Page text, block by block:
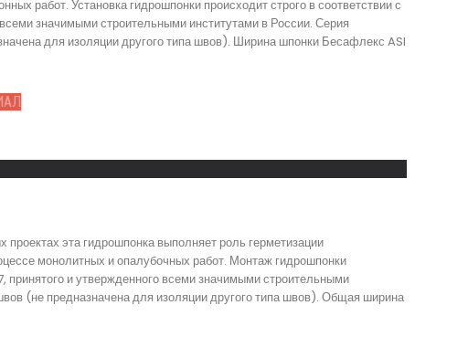
работ. Установка гидрошпонки происходит строго в соответствии с
значимыми строительными институтами в России. Серия
для изоляции другого типа швов). Ширина шпонки Бесафлекс ASI
эта гидрошпонка выполняет роль герметизации
монолитных и опалубочных работ. Монтаж гидрошпонки
и утвержденного всеми значимыми строительными
(не предназначена для изоляции другого типа швов). Общая ширина